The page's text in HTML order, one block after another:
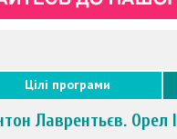
Цілі програми
Лаврентьєв. Орел